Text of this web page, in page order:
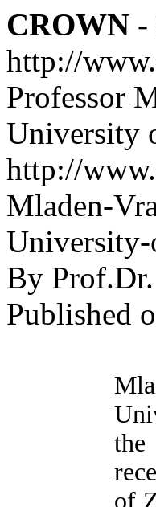
CROWN
http://
Professor
University
http://
Mladen-
By
Published
of